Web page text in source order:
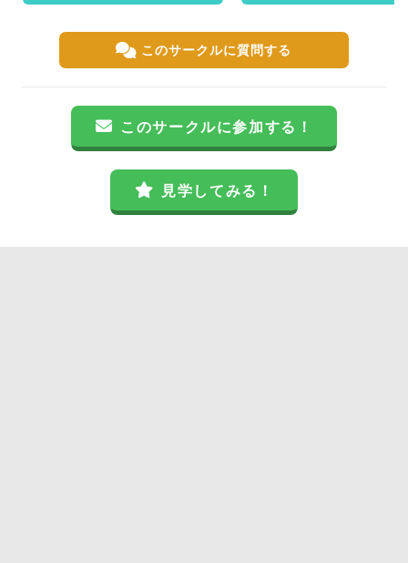
このサークルに質問する
このサークルに参加する！
見学してみる！